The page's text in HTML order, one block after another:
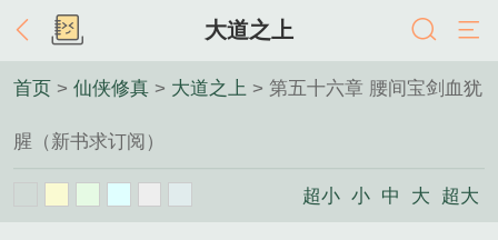
大道之上
首页 > 仙侠修真 > 大道之上 > 第五十六章 腰间宝剑血犹
腥（新书求订阅）
超小 小 中 大 超大